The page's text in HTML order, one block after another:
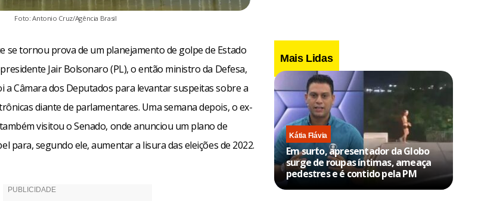
Foto: Antonio Cruz/Agência Brasil
se tornou prova de um planejamento de golpe de Estado
Jair Bolsonaro (PL), o então ministro da Defesa,
a Câmara dos Deputados para levantar suspeitas sobre a
diante de parlamentares. Uma semana depois, o ex-
visitou o Senado, onde anunciou um plano de
para, segundo ele, aumentar a lisura das eleições de 2022.
Mais Lidas
Kátia Flávia
Em surto, apresentador da Globo
surge de roupas íntimas, ameaça
pedestres e é contido pela PM